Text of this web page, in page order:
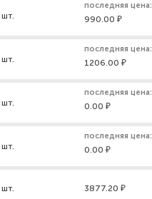
шт.
последняя цена:
990.00 ₽
шт.
последняя цена:
1206.00 ₽
шт.
последняя цена:
0.00 ₽
шт.
последняя цена:
0.00 ₽
шт. 3877.20 ₽